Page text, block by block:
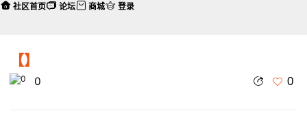
【】
0 0
社区首页 论坛 商城 登录